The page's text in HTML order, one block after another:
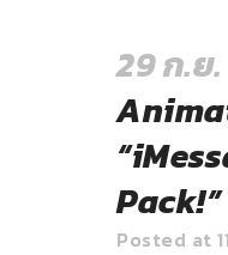
29 ก.ย.
Pack!”
Posted at